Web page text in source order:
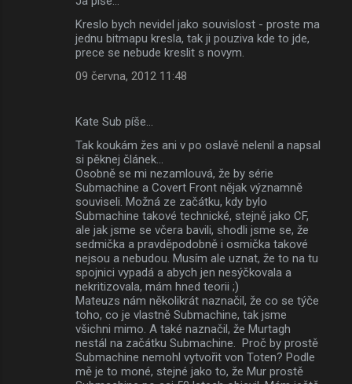
Kreslo bych nevidel jako souvislost - proste ma
jednu bitmapu kresla, tak ji pouziva kde to jde,
prece se nebude kreslit s novym.
09 června, 2012 11:48
Kate Sub píše…
Tak koukám žes ani v po oslavě nelenil a napsal
si pěknej článek...
Osobně se mi nezamlouvá, že by série
Submachine a Covert Front nějak významně
souviseli. Možná ze začátku, kdy bylo
Submachine takové technické, stejně jako CF,
ale jak jsme se včera bavili, shodli jsme se, že
sedmička a pravděpodobně i osmička takové
nejsou a nebudou. Musím ale uznat, že to na tu
spojnici vypadá a abych jen nesýčkovala a
nekritizovala, mám hned teorii ;)
Mateuzs nám několikrát naznačil, že co se týče
toho, co je vlastně Submachine, tak jsme
všichni mimo. A také naznačil, že Murtagh
nestál na začátku Submachine. Proč by prostě
Submachine nemohl vytvořit von Toten? Podle
mě je to moné, stejné jako to, že Mur prostě